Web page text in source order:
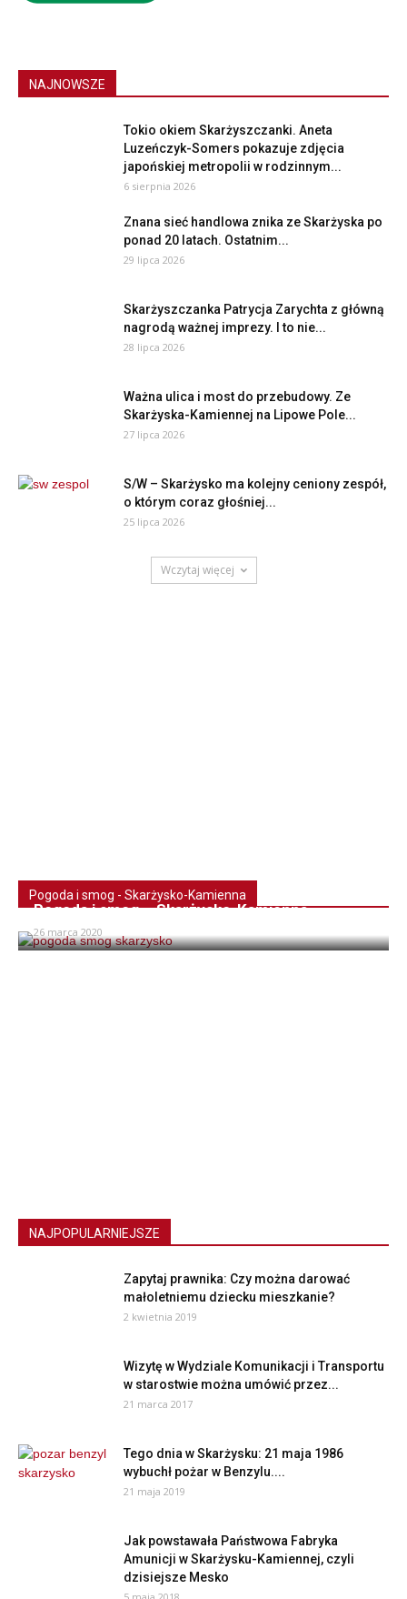
NAJNOWSZE
Tokio okiem Skarżyszczanki. Aneta
Luzeńczyk-Somers pokazuje zdjęcia
japońskiej metropolii w rodzinnym...
6 sierpnia 2026
Znana sieć handlowa znika ze Skarżyska po
ponad 20 latach. Ostatnim...
29 lipca 2026
Skarżyszczanka Patrycja Zarychta z główną
nagrodą ważnej imprezy. I to nie...
28 lipca 2026
Ważna ulica i most do przebudowy. Ze
Skarżyska-Kamiennej na Lipowe Pole...
27 lipca 2026
S/W – Skarżysko ma kolejny ceniony zespół,
o którym coraz głośniej...
25 lipca 2026
Wczytaj więcej
Pogoda i smog - Skarżysko-Kamienna
Pogoda i smog – Skarżysko-Kamienna
26 marca 2020
NAJPOPULARNIEJSZE
Zapytaj prawnika: Czy można darować
małoletniemu dziecku mieszkanie?
2 kwietnia 2019
Wizytę w Wydziale Komunikacji i Transportu
w starostwie można umówić przez...
21 marca 2017
Tego dnia w Skarżysku: 21 maja 1986
wybuchł pożar w Benzylu....
21 maja 2019
Jak powstawała Państwowa Fabryka
Amunicji w Skarżysku-Kamiennej, czyli
dzisiejsze Mesko